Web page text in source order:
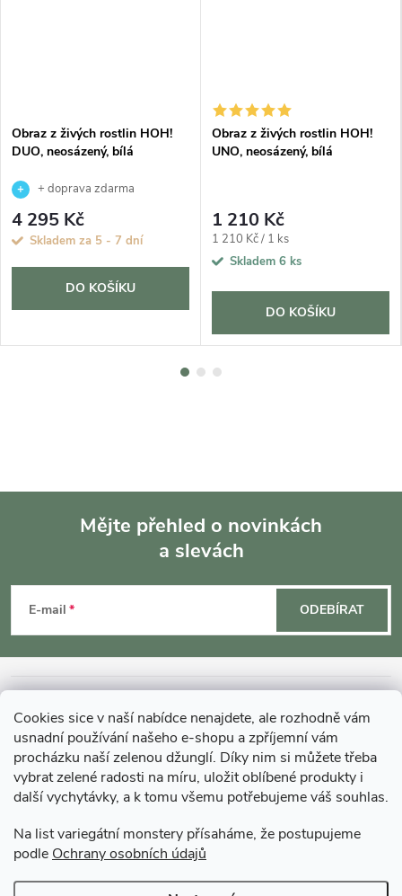
Cookies sice v naší nabídce nenajdete, ale rozhodně vám
usnadní používání našeho e-shopu a zpříjemní vám
procházku naší zelenou džunglí. Díky nim si můžete třeba
vybrat zelené radosti na míru, uložit oblíbené produkty i
další vychytávky, a k tomu všemu potřebujeme váš souhlas.
Na list variegátní monstery přísaháme, že postupujeme
podle Ochrany osobních údajů
Obraz z živých rostlin HOH!
DUO, neosázený, bílá
+ doprava zdarma
4 295 Kč
Skladem za 5 - 7 dní
DO KOŠÍKU
Obraz z živých rostlin HOH!
UNO, neosázený, bílá
1 210 Kč
Měrná
cena:
1 210 Kč / 1 ks
Skladem 6 ks
DO KOŠÍKU
p
a
Mějte přehled o novinkách
a slevách
E-mail ODEBÍRAT
MOHLO BY VÁS ZAJÍMAT
O GARDNERS
Gardners Design - Projekt, realizace a údržba zahrad a interiérů